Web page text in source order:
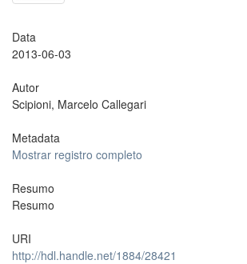
Data
2013-06-03
Autor
Scipioni, Marcelo Callegari
Metadata
Mostrar registro completo
Resumo
Resumo
URI
http://hdl.handle.net/1884/28421